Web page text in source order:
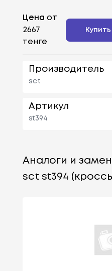
Цена от
2667
тенге
Купить
Производитель
sct
Артикул
st394
Аналоги и
sct st394